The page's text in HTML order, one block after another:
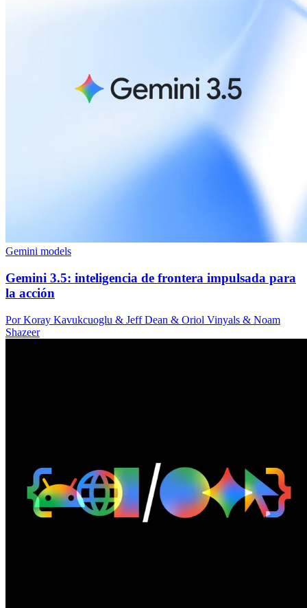
Gemini models
Gemini 3.5: inteligencia de frontera impulsada para
la acción
Por Koray Kavukcuoglu & Jeff Dean & Oriol Vinyals & Noam
Shazeer